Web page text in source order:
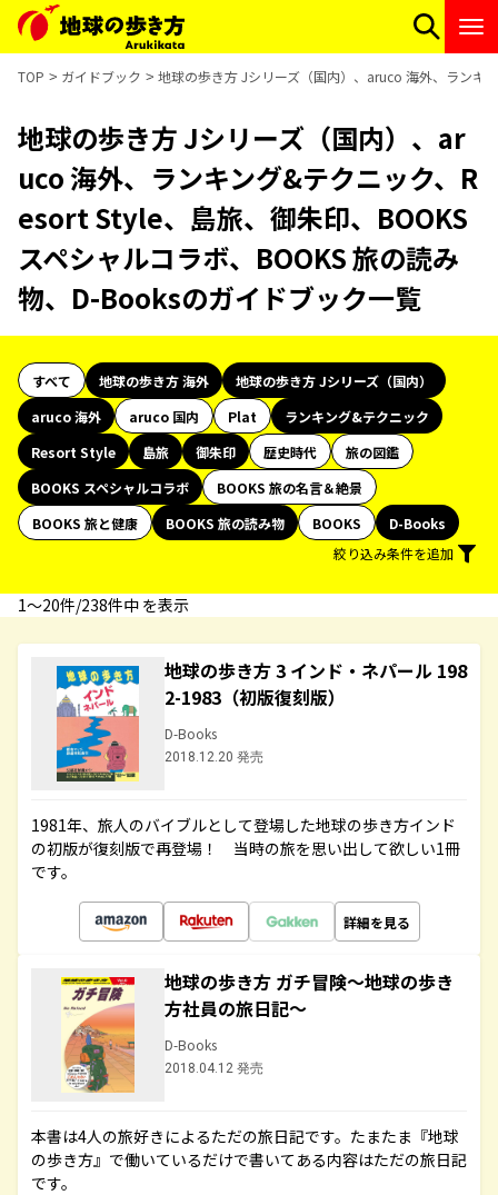
TOP ガイドブック 地球の歩き方 Jシリーズ（国内）、aruco 海外、ランキ
地球の歩き方 Jシリーズ（国内）、ar
uco 海外、ランキング&テクニック、R
esort Style、島旅、御朱印、BOOKS
スペシャルコラボ、BOOKS 旅の読み
物、D-Booksのガイドブック一覧
すべて 地球の歩き方 海外
地球の歩き方 Jシリーズ（国内）
aruco 海外
aruco 国内 Plat
ランキング&テクニック
Resort Style
島旅 御朱印 歴史時代
旅の図鑑
BOOKS スペシャルコラボ
BOOKS 旅の名言＆絶景
BOOKS 旅と健康
BOOKS 旅の読み物 BOOKS
D-Books
絞り込み条件を追加
1〜20件/238件中 を表示
地球の歩き方 3 インド・ネパール 198
2-1983（初版復刻版）
D-Books
2018.12.20 発売
1981年、旅人のバイブルとして登場した地球の歩き方インド
の初版が復刻版で再登場！ 当時の旅を思い出して欲しい1冊
です。
詳細を見る
地球の歩き方 ガチ冒険～地球の歩き
方社員の旅日記～
D-Books
2018.04.12 発売
本書は4人の旅好きによるただの旅日記です。たまたま『地球
の歩き方』で働いているだけで書いてある内容はただの旅日記
です。